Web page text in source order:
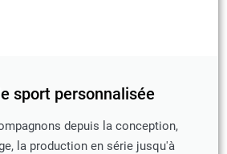
sport personnalisée
depuis la conception,
la production en série jusqu'à